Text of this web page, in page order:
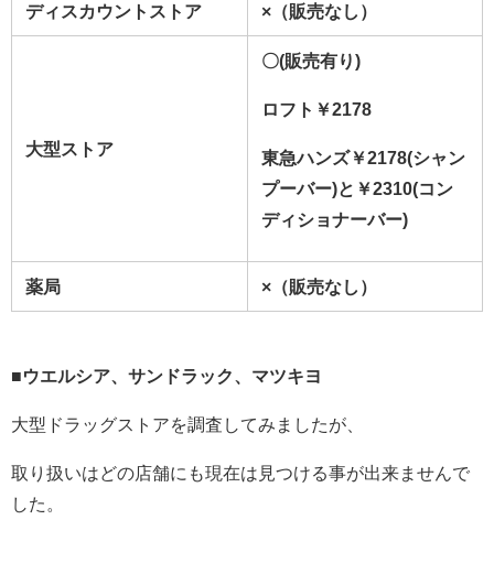
ディスカウントストア ×（販売なし）
大型ストア
〇(販売有り)
ロフト￥2178
東急ハンズ￥2178(シャン
プーバー)と￥2310(コン
ディショナーバー)
薬局 ×（販売なし）
■ウエルシア、サンドラック、マツキヨ
大型ドラッグストアを調査してみましたが、
取り扱いはどの店舗にも現在は見つける事が出来ませんで
した。